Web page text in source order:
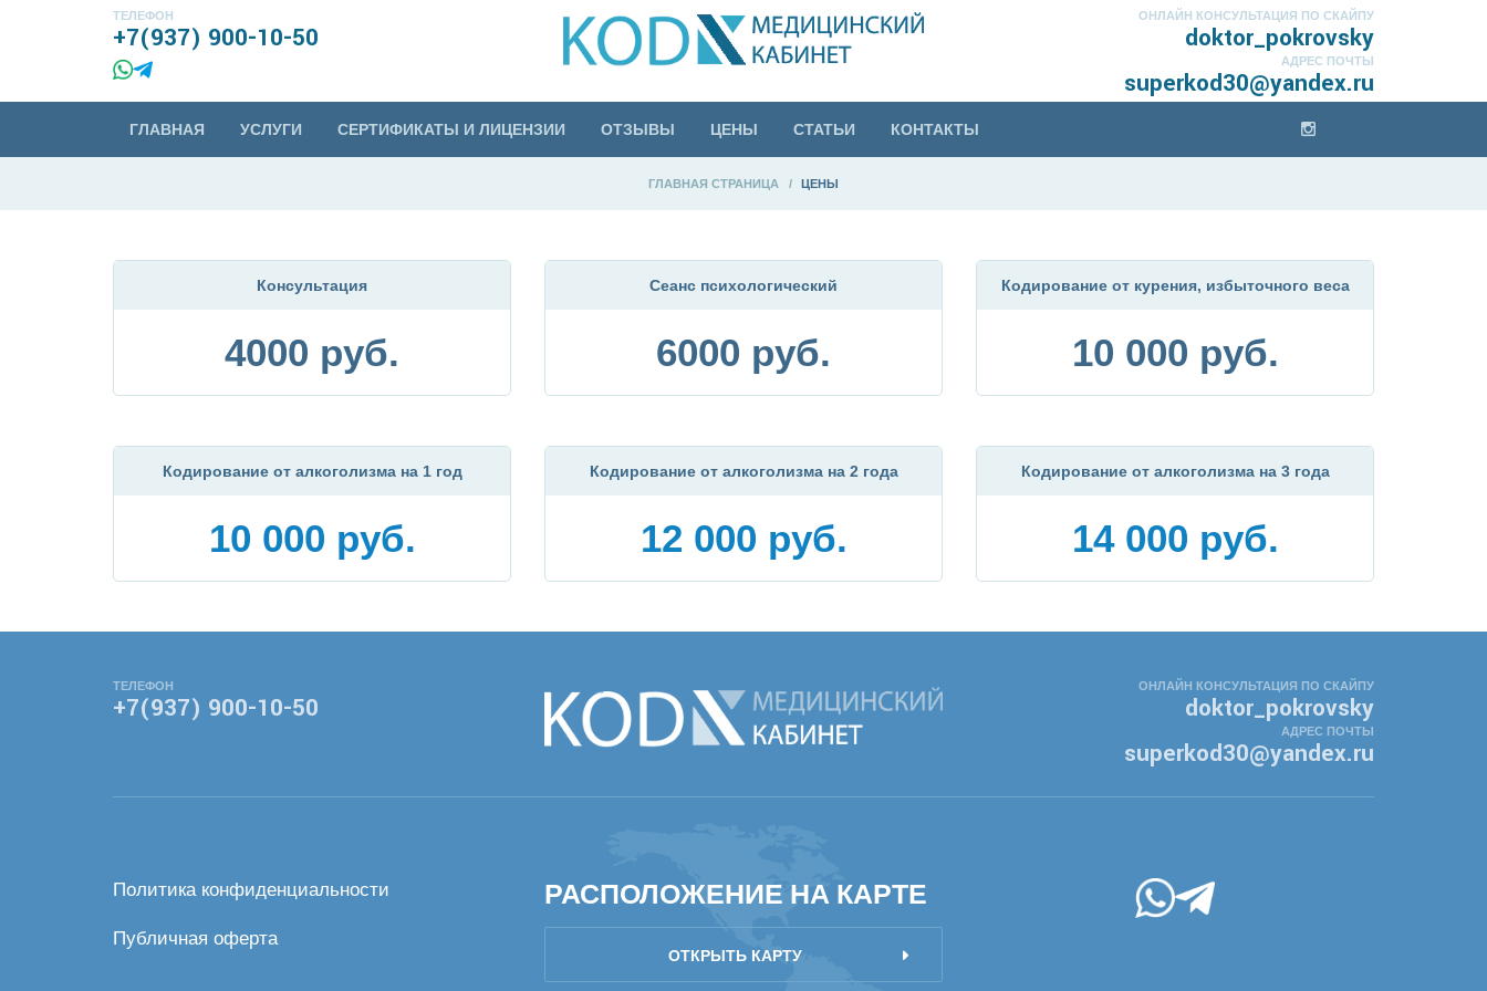
ТЕЛЕФОН
+7(937) 900-10-50
ОНЛАЙН КОНСУЛЬТАЦИЯ ПО СКАЙПУ
doktor_pokrovsky
АДРЕС ПОЧТЫ
superkod30@yandex.ru
ГЛАВНАЯ УСЛУГИ СЕРТИФИКАТЫ И ЛИЦЕНЗИИ ОТЗЫВЫ ЦЕНЫ СТАТЬИ КОНТАКТЫ
ГЛАВНАЯ СТРАНИЦА ЦЕНЫ
Консультация
4000 руб.
Сеанс психологический
6000 руб.
Кодирование от курения, избыточного веса
10 000 руб.
Кодирование от алкоголизма на 1 год
10 000 руб.
Кодирование от алкоголизма на 2 года
12 000 руб.
Кодирование от алкоголизма на 3 года
14 000 руб.
ТЕЛЕФОН
+7(937) 900-10-50
ОНЛАЙН КОНСУЛЬТАЦИЯ ПО СКАЙПУ
doktor_pokrovsky
АДРЕС ПОЧТЫ
superkod30@yandex.ru
Политика конфиденциальности
Публичная оферта
РАСПОЛОЖЕНИЕ НА КАРТЕ
ОТКРЫТЬ КАРТУ